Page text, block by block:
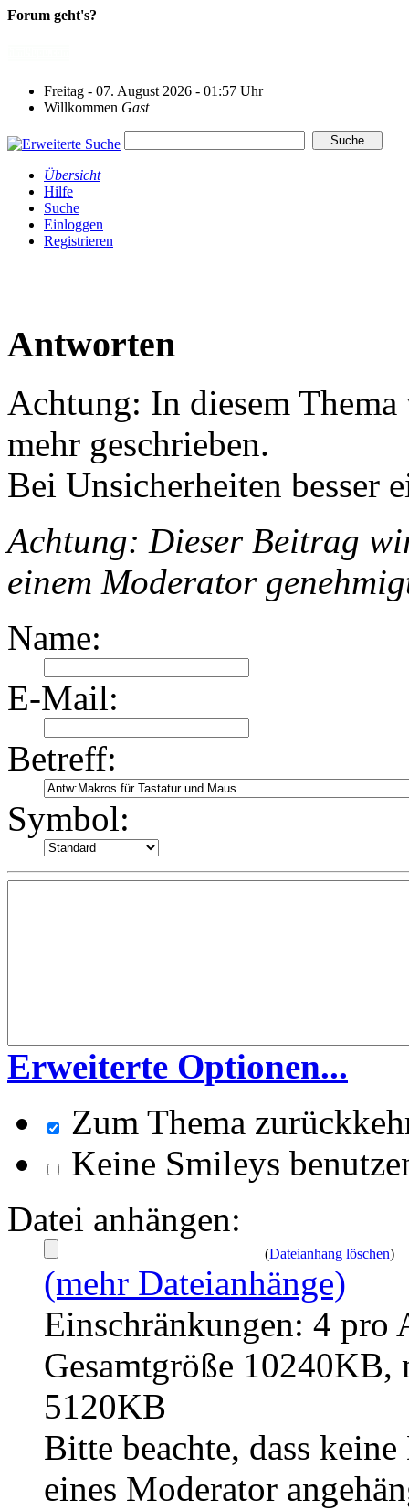
Forum geht's?
Freitag - 07. August 2026 - 01:57 Uhr
Willkommen Gast
Übersicht
Hilfe
Suche
Einloggen
Registrieren
Antworten
Achtung: In diesem
mehr geschrieben.
Bei Unsicherheiten besser
Achtung: Dieser Beitrag
einem Moderator
Name:
E-Mail:
Betreff:
Symbol:
Erweiterte Optionen...
Zum Thema
Keine Smileys
Datei anhängen:
(Dateianhang löschen)
(mehr Dateianhänge)
Einschränkungen: 4 pro
Gesamtgröße
5120KB
Bitte beachte, dass
eines Moderator